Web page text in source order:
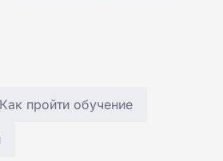
Как пройти обучение